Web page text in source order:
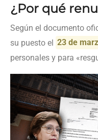
¿Por qué
Según el documento
su puesto el 23 de
personales y para